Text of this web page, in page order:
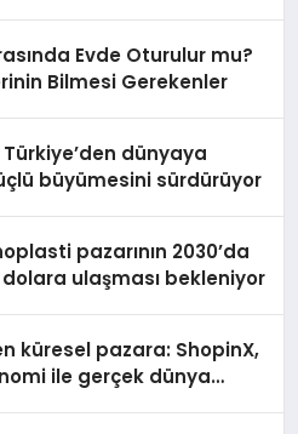
Evde Oturulur mu?
Bilmesi Gerekenler
dünyaya
büyümesini sürdürüyor
pazarının 2030’da
ulaşması bekleniyor
küresel pazara: ShopinX,
ile gerçek dünya